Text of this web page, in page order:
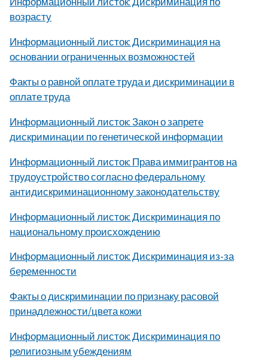
возрасту
Информационный листок: Дискриминация на
основании ограниченных возможностей
Факты о равной оплате труда и дискриминации в
оплате труда
Информационный листок: Закон о запрете
дискриминации по генетической информации
Информационный листок: Права иммигрантов на
трудоустройство согласно федеральному
антидискриминационному законодательству
Информационный листок: Дискриминация по
национальному происхождению
Информационный листок: Дискриминация из-за
беременности
Факты о дискриминации по признаку расовой
принадлежности/цвета кожи
Информационный листок: Дискриминация по
религиозным убеждениям